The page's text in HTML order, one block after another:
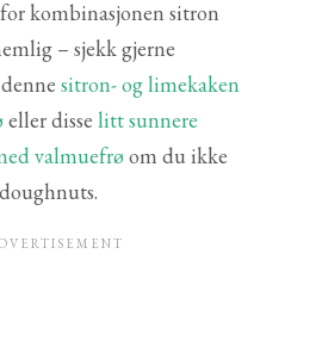
kombinasjonen sitron
– sjekk gjerne
sitron- og limekaken
eller disse litt sunnere
valmuefrø om du ikke